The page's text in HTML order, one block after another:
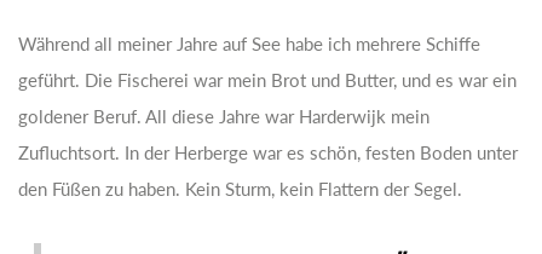
Während all meiner Jahre auf See habe ich mehrere Schiffe
geführt. Die Fischerei war mein Brot und Butter, und es war ein
goldener Beruf. All diese Jahre war Harderwijk mein
Zufluchtsort. In der Herberge war es schön, festen Boden unter
den Füßen zu haben. Kein Sturm, kein Flattern der Segel.